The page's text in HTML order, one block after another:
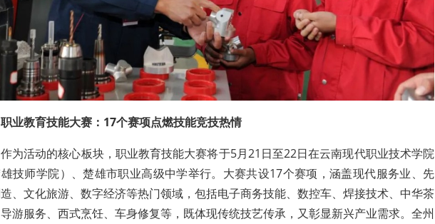
职业教育技能大赛：17个赛项点燃技能竞技热情
作为活动的核心板块，职业教育技能大赛将于5月21日至22日在云南现代职业技术学院
雄技师学院）、楚雄市职业高级中学举行。大赛共设17个赛项，涵盖现代服务业、先
、文化旅游、数字经济等热门领域，包括电子商务技能、数控车、焊接技术、中华茶
游服务、西式烹饪、车身修复等，既体现传统技艺传承，又彰显新兴产业需求。全州